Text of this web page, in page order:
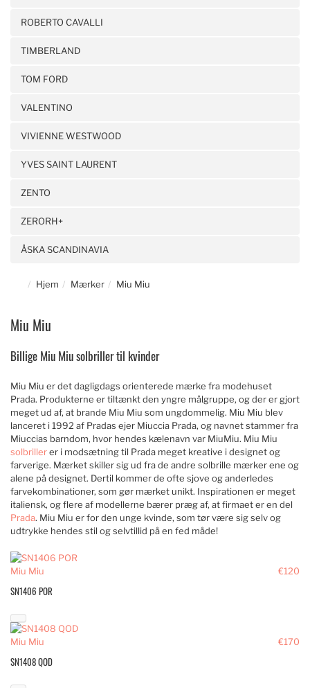
ROBERTO CAVALLI
TIMBERLAND
TOM FORD
VALENTINO
VIVIENNE WESTWOOD
YVES SAINT LAURENT
ZENTO
ZERORH+
ÅSKA SCANDINAVIA
Hjem Mærker Miu Miu
Miu Miu
Billige Miu Miu solbriller til kvinder
Miu Miu er det dagligdags orienterede mærke fra modehuset
Prada. Produkterne er tiltænkt den yngre målgruppe, og der er gjort
meget ud af, at brande Miu Miu som ungdommelig. Miu Miu blev
lanceret i 1992 af Pradas ejer Miuccia Prada, og navnet stammer fra
Miuccias barndom, hvor hendes kælenavn var MiuMiu. Miu Miu
solbrillerer i modsætning til Prada meget kreative i designet og
farverige. Mærket skiller sig ud fra de andre solbrille mærker ene og
alene på designet. Dertil kommer de ofte sjove og anderledes
farvekombinationer, som gør mærket unikt. Inspirationen er meget
italiensk, og flere af modellerne bærer præg af, at firmaet er en del
Prada. Miu Miu er for den unge kvinde, som tør være sig selv og
udtrykke hendes stil og selvtillid på en fed måde!
€120
Miu Miu
SN1406 POR
€170
Miu Miu
SN1408 QOD